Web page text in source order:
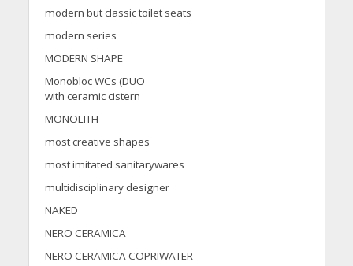
modern but classic toilet seats
modern series
MODERN SHAPE
Monobloc WCs (DUO
with ceramic cistern
MONOLITH
most creative shapes
most imitated sanitarywares
multidisciplinary designer
NAKED
NERO CERAMICA
NERO CERAMICA COPRIWATER